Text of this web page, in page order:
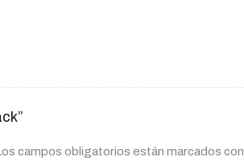
campos obligatorios están marcados con